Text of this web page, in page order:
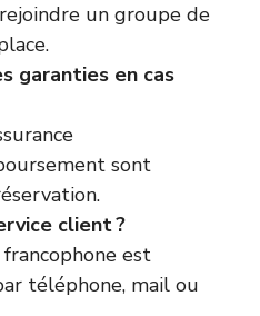
un groupe de
garanties en cas
sont
client ?
est
téléphone, mail ou